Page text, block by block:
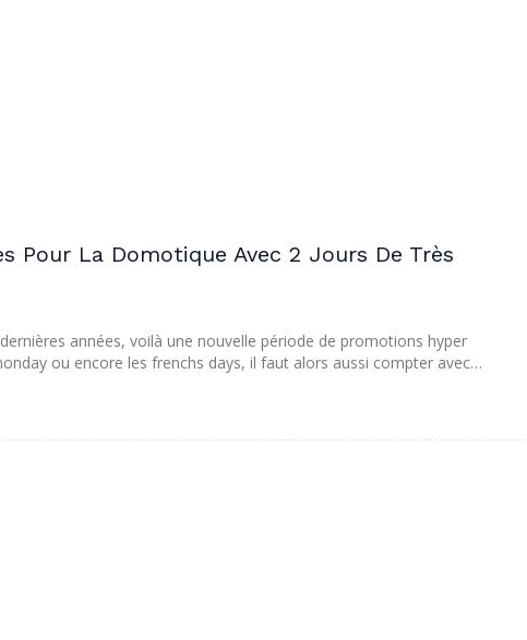
Pour La Domotique Avec 2 Jours De Très
années, voilà une nouvelle période de promotions hyper
ou encore les frenchs days, il faut alors aussi compter avec…